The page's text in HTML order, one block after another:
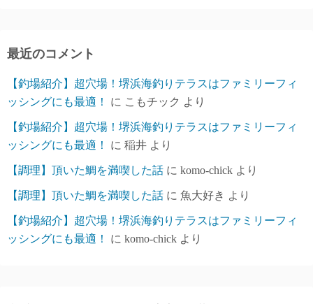
ブ
最近のコメント
【釣場紹介】超穴場！堺浜海釣りテラスはファミリーフィ
ッシングにも最適！
に こもチック より
【釣場紹介】超穴場！堺浜海釣りテラスはファミリーフィ
ッシングにも最適！
に 稲井 より
【調理】頂いた鯛を満喫した話 に komo-chick より
【調理】頂いた鯛を満喫した話 に 魚大好き より
【釣場紹介】超穴場！堺浜海釣りテラスはファミリーフィ
ッシングにも最適！
に komo-chick より